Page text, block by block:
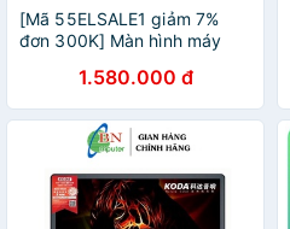
[Mã 55ELSALE1 giảm 7%
đơn 300K] Màn hình máy
New Full Box1.580.000 đ